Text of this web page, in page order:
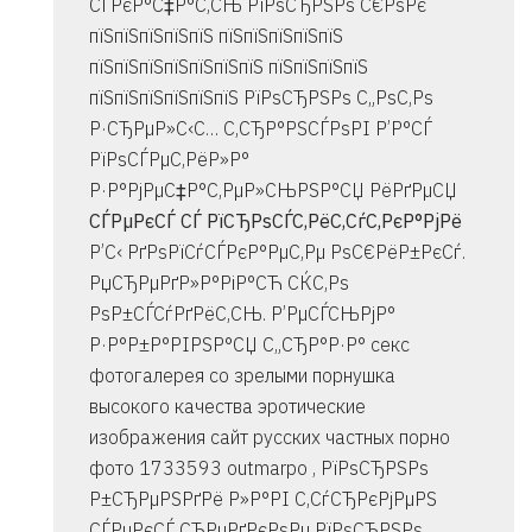
СЃРєР°С‡Р°С‚СЊ РїРѕСЂРЅРѕ С€РѕРє
пїЅпїЅпїЅпїЅпїЅ пїЅпїЅпїЅпїЅпїЅ
пїЅпїЅпїЅпїЅпїЅпїЅпїЅ пїЅпїЅпїЅпїЅ
пїЅпїЅпїЅпїЅпїЅпїЅ РїРѕСЂРЅРѕ С„РѕС‚Рѕ
Р·СЂРµР»С‹С… С‚СЂР°РЅСЃРѕРІ Р’Р°СЃ
РїРѕСЃРµС‚РёР»Р°
Р·Р°РјРµС‡Р°С‚РµР»СЊРЅР°СЏ РёРґРµСЏ
СЃРµРєСЃ СЃ РїСЂРѕСЃС‚РёС‚СѓС‚РєР°РјРё
Р’С‹ РґРѕРїСѓСЃРєР°РµС‚Рµ РѕС€РёР±РєСѓ.
РџСЂРµРґР»Р°РіР°СЋ СЌС‚Рѕ
РѕР±СЃСѓРґРёС‚СЊ. Р’РµСЃСЊРјР°
Р·Р°Р±Р°РІРЅР°СЏ С„СЂР°Р·Р° секс
фотогалерея со зрелыми порнушка
высокого качества эротические
изображения сайт русских частных порно
фото 1733593 outmarpo , РїРѕСЂРЅРѕ
Р±СЂРµРЅРґРё Р»Р°РІ С‚СѓСЂРєРјРµРЅ